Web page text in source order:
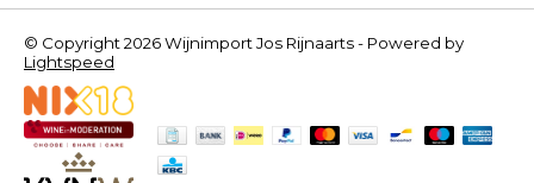
© Copyright 2026 Wijnimport Jos Rijnaarts - Powered by
Lightspeed